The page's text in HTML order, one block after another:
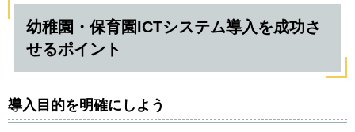
幼稚園・保育園ICTシステム導入を成功さ
せるポイント
導入目的を明確にしよう